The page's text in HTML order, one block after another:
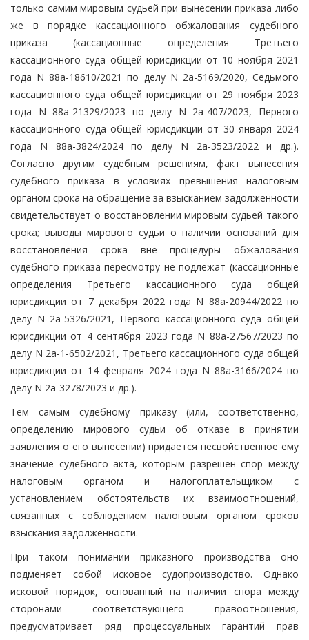
только самим мировым судьей при вынесении приказа либо
же в порядке кассационного обжалования судебного
приказа (кассационные определения Третьего
кассационного суда общей юрисдикции от 10 ноября 2021
года N 88а-18610/2021 по делу N 2а-5169/2020, Седьмого
кассационного суда общей юрисдикции от 29 ноября 2023
года N 88а-21329/2023 по делу N 2а-407/2023, Первого
кассационного суда общей юрисдикции от 30 января 2024
года N 88а-3824/2024 по делу N 2а-3523/2022 и др.).
Согласно другим судебным решениям, факт вынесения
судебного приказа в условиях превышения налоговым
органом срока на обращение за взысканием задолженности
свидетельствует о восстановлении мировым судьей такого
срока; выводы мирового судьи о наличии оснований для
восстановления срока вне процедуры обжалования
судебного приказа пересмотру не подлежат (кассационные
определения Третьего кассационного суда общей
юрисдикции от 7 декабря 2022 года N 88а-20944/2022 по
делу N 2а-5326/2021, Первого кассационного суда общей
юрисдикции от 4 сентября 2023 года N 88а-27567/2023 по
делу N 2а-1-6502/2021, Третьего кассационного суда общей
юрисдикции от 14 февраля 2024 года N 88а-3166/2024 по
делу N 2а-3278/2023 и др.).
Тем самым судебному приказу (или, соответственно,
определению мирового судьи об отказе в принятии
заявления о его вынесении) придается несвойственное ему
значение судебного акта, которым разрешен спор между
налоговым органом и налогоплательщиком с
установлением обстоятельств их взаимоотношений,
связанных с соблюдением налоговым органом сроков
взыскания задолженности.
При таком понимании приказного производства оно
подменяет собой исковое судопроизводство. Однако
исковой порядок, основанный на наличии спора между
сторонами соответствующего правоотношения,
предусматривает ряд процессуальных гарантий прав